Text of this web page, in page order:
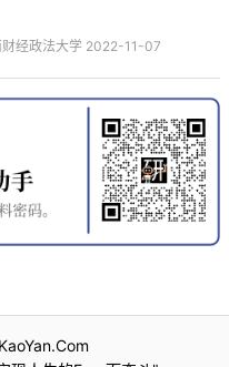
财经政法大学 2022-11-07